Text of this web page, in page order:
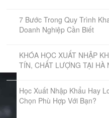
7 Bước Trong Quy Trình
Doanh Nghiệp Cần Biết
KHÓA HỌC XUẤT NHẬP
TÍN, CHẤT LƯỢNG TẠI HÀ
Học Xuất Nhập Khẩu Hay
Chọn Phù Hợp Với Bạn?